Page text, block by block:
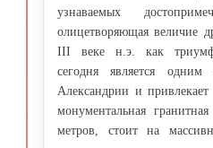
узнаваемых
олицетворяющая величие
III веке н.э. как
сегодня является одним
Александрии и
монументальная
метров, стоит на